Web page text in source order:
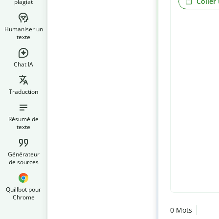
plagiat
Humaniser un
texte
Chat IA
Traduction
Résumé de
texte
Générateur
de sources
Quillbot pour
Chrome
0 Mots